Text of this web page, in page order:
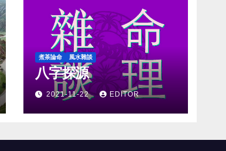
煮茶論命 風水雜談
八字探源
2021-11-22 EDITOR